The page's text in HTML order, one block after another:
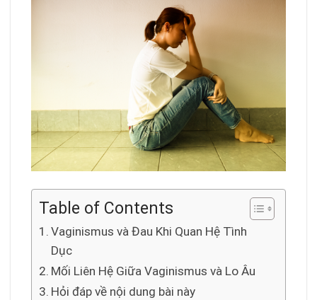
Table of Contents
Vaginismus và Đau Khi Quan Hệ Tình
Dục
Mối Liên Hệ Giữa Vaginismus và Lo Âu
Hỏi đáp về nội dung bài này